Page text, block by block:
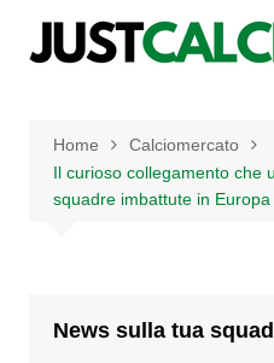
Home
Calciomercato
Il curioso collegamento che
squadre imbattute in Europa
News sulla tua